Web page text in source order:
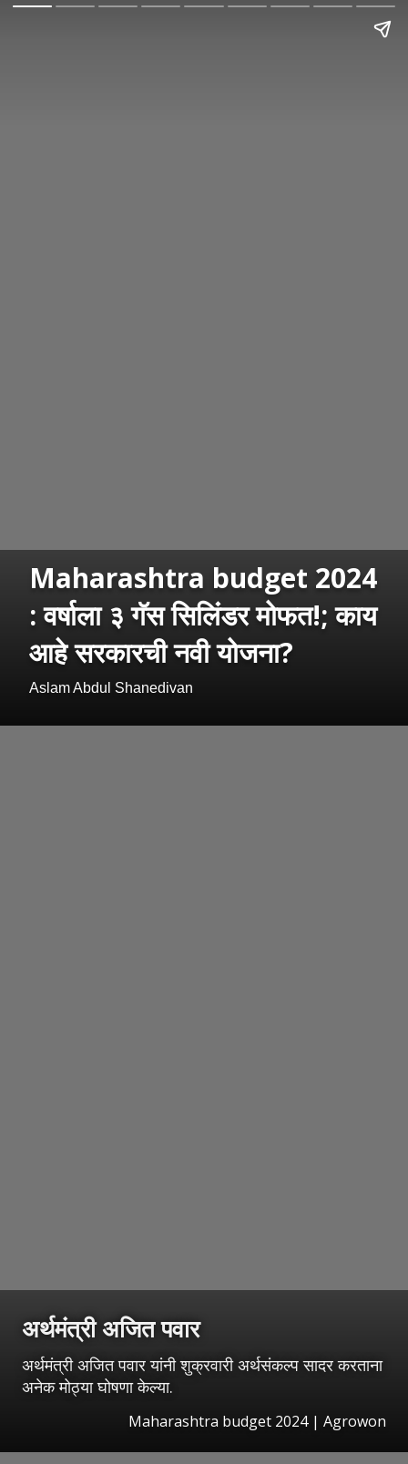
Maharashtra budget 2024
: वर्षाला ३ गॅस सिलिंडर मोफत!; काय
आहे सरकारची नवी योजना?
Aslam Abdul Shanedivan
अर्थमंत्री अजित पवार
अर्थमंत्री अजित पवार यांनी शुक्रवारी अर्थसंकल्प सादर करताना
अनेक मोठ्या घोषणा केल्या.
Maharashtra budget 2024 | Agrowon